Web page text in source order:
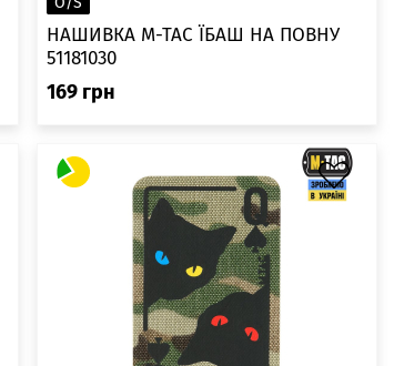
НАШИВКА M-TAC ЇБАШ НА ПОВНУ
51181030
169 грн